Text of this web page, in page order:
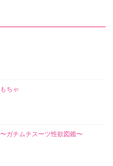
ちゃ
ガチムチスーツ性欲図鑑〜